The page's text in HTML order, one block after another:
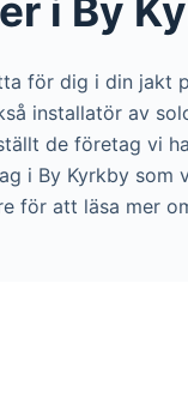
i By
för dig i din jakt
installatör av
de företag vi
i By Kyrkby som
för att läsa mer